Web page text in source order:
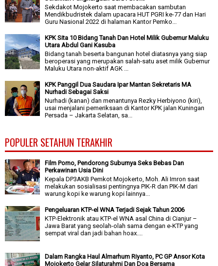
Sekdakot Mojokerto saat membacakan sambutan
Mendikbudristek dalam upacara HUT PGRI ke-77 dan Hari
Guru Nasional 2022 di halaman Kantor Pemko...
KPK Sita 10 Bidang Tanah Dan Hotel Milik Gubernur Maluku
Utara Abdul Gani Kasuba
Bidang tanah beserta bangunan hotel diatasnya yang siap
beroperasi yang merupakan salah-satu aset milik Gubernur
Maluku Utara non-aktif AGK ...
KPK Panggil Dua Saudara Ipar Mantan Sekretaris MA
Nurhadi Sebagai Saksi
Nurhadi (kanan) dan menantunya Rezky Herbiyono (kiri),
usai menjalani pemeriksaan di Kantor KPK jalan Kuningan
Persada – Jakarta Selatan, sa...
POPULER SETAHUN TERAKHIR
Film Porno, Pendorong Suburnya Seks Bebas Dan
Perkawinan Usia Dini
Kepala DP3AKB Pemkot Mojokerto, Moh. Ali Imron saat
melakukan sosialisasi pentingnya PIK-R dan PIK-M dari
warung kopi ke warung kopi lainnya...
Pengeluaran KTP-el WNA Terjadi Sejak Tahun 2006
KTP-Elektronik atau KTP-el WNA asal China di Cianjur –
Jawa Barat yang seolah-olah sama dengan e-KTP yang
sempat viral dan jadi bahan hoax....
Dalam Rangka Haul Almarhum Riyanto, PC GP Ansor Kota
Mojokerto Gelar Silaturahmi Dan Doa Bersama